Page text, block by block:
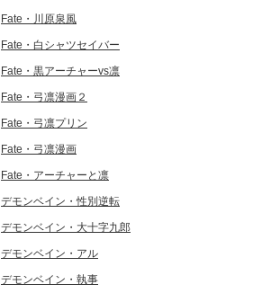
Fate・川原泉風
Fate・白シャツセイバー
Fate・黒アーチャーvs凛
Fate・弓凛漫画２
Fate・弓凛プリン
Fate・弓凛漫画
Fate・アーチャーと凛
デモンベイン・性別逆転
デモンベイン・大十字九郎
デモンベイン・アル
デモンベイン・執事